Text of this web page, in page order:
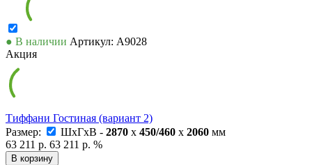
● В наличии Артикул: А9028
Акция
Тиффани Гостиная (вариант 2)
Размер:
ШxГxВ - 2870 x 450/460 x 2060 мм
63 211 р. 63 211 р. %
В корзину